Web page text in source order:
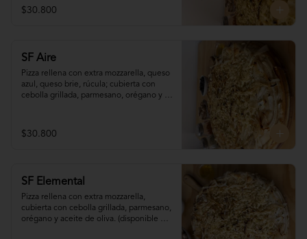
menos) 90 minutos de antelación)
$30.800
SF Aire
Pizza rellena con extra mozzarella, queso
azul, queso brie, rúcula; cubierta con
cebolla grillada, parmesano, orégano y
minutos de antelación)
$30.800
SF Elemental
Pizza rellena con extra mozzarella,
cubierta con cebolla grillada, parmesano,
orégano y aceite de oliva. (disponible